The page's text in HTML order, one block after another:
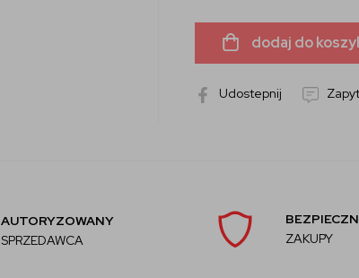
dodaj do
Udostepnij
AUTORYZOWANY
SPRZEDAWCA
ZAKUPY